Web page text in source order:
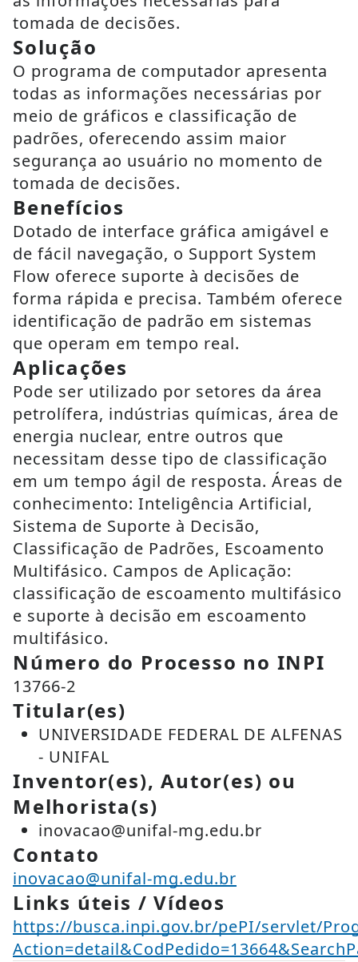
tomada de decisões.
Solução
O programa de computador apresenta
todas as informações necessárias por
meio de gráficos e classificação de
padrões, oferecendo assim maior
segurança ao usuário no momento de
tomada de decisões.
Benefícios
Dotado de interface gráfica amigável e
de fácil navegação, o Support System
Flow oferece suporte à decisões de
forma rápida e precisa. Também oferece
identificação de padrão em sistemas
que operam em tempo real.
Aplicações
Pode ser utilizado por setores da área
petrolífera, indústrias químicas, área de
energia nuclear, entre outros que
necessitam desse tipo de classificação
em um tempo ágil de resposta. Áreas de
conhecimento: Inteligência Artificial,
Sistema de Suporte à Decisão,
Classificação de Padrões, Escoamento
Multifásico. Campos de Aplicação:
classificação de escoamento multifásico
e suporte à decisão em escoamento
multifásico.
Número do Processo no INPI
13766-2
Titular(es)
UNIVERSIDADE FEDERAL DE ALFENAS
- UNIFAL
Inventor(es), Autor(es) ou
Melhorista(s)
inovacao@unifal-mg.edu.br
Contato
inovacao@unifal-mg.edu.br
Links úteis / Vídeos
https://busca.inpi.gov.br/pePI/servlet/